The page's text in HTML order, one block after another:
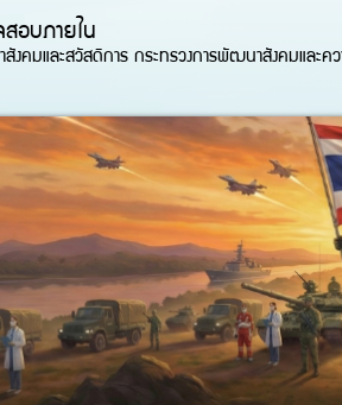
อบภายใน
คมและสวัสดิการ กระทรวงการพัฒนาสังคมและค